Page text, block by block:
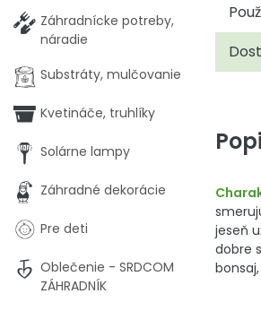
jeseň
dobre
Záhradnícke potreby,
náradie
Substráty, mulčovanie
Kvetináče, truhlíky
Solárne lampy
Záhradné dekorácie
Pre deti
Oblečenie - SRDCOM
ZÁHRADNÍK